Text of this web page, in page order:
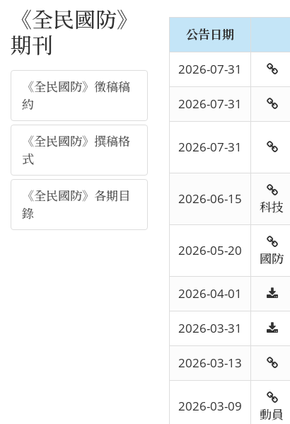
《全民國防》
期刊
《全民國防》徵稿稿
約
《全民國防》撰稿格
式
《全民國防》各期目
錄
公告日期
2026-07-31
2026-07-31
2026-07-31
2026-06-15
科技
2026-05-20
國防
2026-04-01
2026-03-31
2026-03-13
2026-03-09
動員